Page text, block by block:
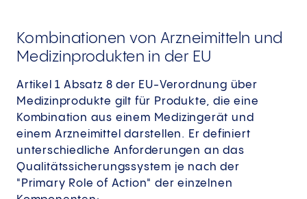
Kombinationen von Arzneimitteln und
Medizinprodukten in der EU
Artikel 1 Absatz 8 der EU-Verordnung über
Medizinprodukte gilt für Produkte, die eine
Kombination aus einem Medizingerät und
einem Arzneimittel darstellen. Er definiert
unterschiedliche Anforderungen an das
Qualitätssicherungssystem je nach der
"Primary Role of Action" der einzelnen